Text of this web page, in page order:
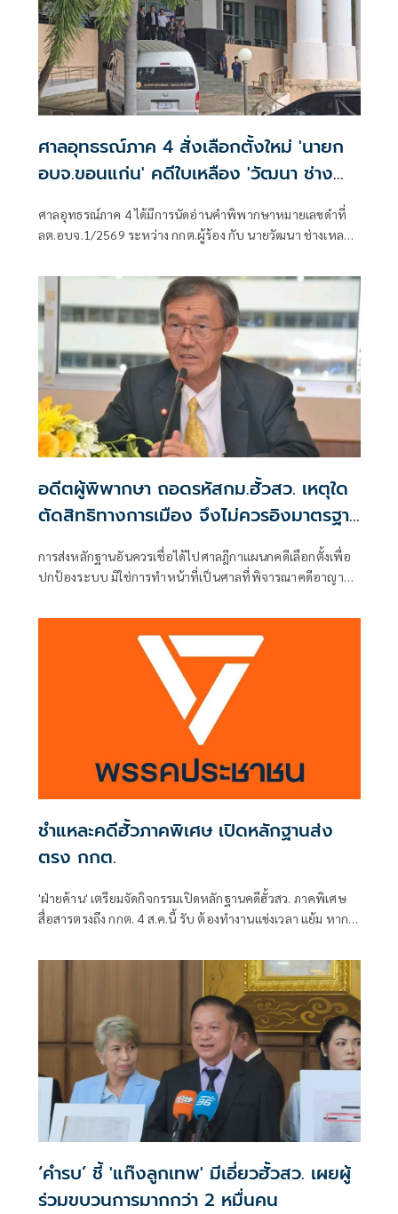
ศาลอุทธรณ์ภาค 4 สั่งเลือกตั้งใหม่ 'นายก
อบจ.ขอนแก่น' คดีใบเหลือง 'วัฒนา ช่าง
ศาลอุทธรณ์ภาค 4 ได้มีการนัดอ่านคำพิพากษาหมายเลขดำที่
ลต.อบจ.1/2569 ระหว่าง กกต.ผู้ร้อง กับ นายวัฒนา ช่างเหลา
บริหารท้องถิ่น (ขอให้มีการเลือกตั้ง นายก อบจ.ใหม่)
อดีตผู้พิพากษา ถอดรหัสกม.ฮั้วสว. เหตุใด
ตัดสิทธิทางการเมือง จึงไม่ควรอิงมาตรฐาน
เดียวกับคดีอาญา
การส่งหลักฐานอันควรเชื่อได้ไปศาลฎีกาแผนกคดีเลือกตั้งเพื่อ
ปกป้องระบบ มิใช่การทำหน้าที่เป็นศาลที่พิจารณาคดีอาญา
ชำแหละคดีฮั้วภาคพิเศษ เปิดหลักฐานส่ง
ตรง กกต.
'ฝ่ายค้าน' เตรียมจัดกิจกรรมเปิดหลักฐานคดีฮั้วสว. ภาคพิเศษ
สื่อสารตรงถึง กกต. 4 ส.ค.นี้ รับ ต้องทำงานแข่งเวลา แย้ม หาก
การปฏิบัติหน้าที่หรือไม่
‘คำรบ’ ชี้ 'แก๊งลูกเทพ' มีเอี่ยวฮั้วสว. เผยผู้
ร่วมขบวนการมากกว่า 2 หมื่นคน